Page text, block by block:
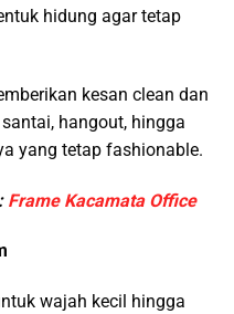
hidung agar tetap
kesan clean dan
hangout, hingga
yang tetap fashionable.
Frame Kacamata Office
wajah kecil hingga